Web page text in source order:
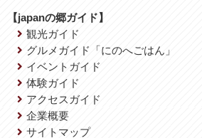
【japanの郷ガイド】
観光ガイド
グルメガイド「にのへごはん」
イベントガイド
体験ガイド
アクセスガイド
企業概要
サイトマップ